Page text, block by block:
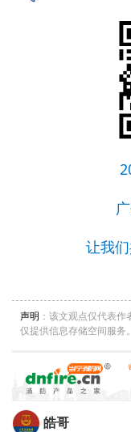
让我
声明 ：该文观点仅代表
仅提供信息存储空间服务。
皓哥